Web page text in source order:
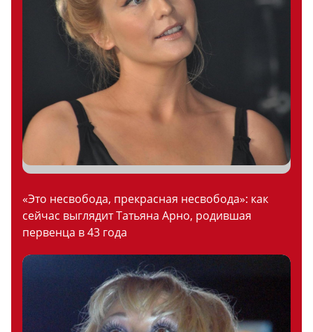
«Это несвобода, прекрасная несвобода»: как
сейчас выглядит Татьяна Арно, родившая
первенца в 43 года